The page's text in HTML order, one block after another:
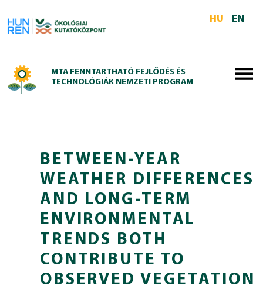
HU
EN
MTA FENNTARTHATÓ FEJLŐDÉS ÉS
TECHNOLÓGIÁK NEMZETI PROGRAM
BETWEEN-YEAR
WEATHER DIFFERENCES
AND LONG-TERM
ENVIRONMENTAL
TRENDS BOTH
CONTRIBUTE TO
OBSERVED VEGETATION